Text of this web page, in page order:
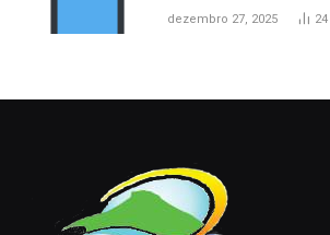
dezembro 27, 2025 24